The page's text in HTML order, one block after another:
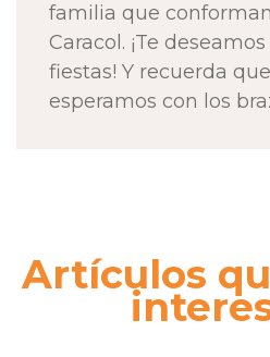
familia que
Caracol. ¡Te
fiestas! Y recuerda
esperamos con los
Artículos